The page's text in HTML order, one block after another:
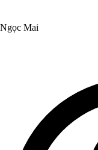
Ngọc Mai